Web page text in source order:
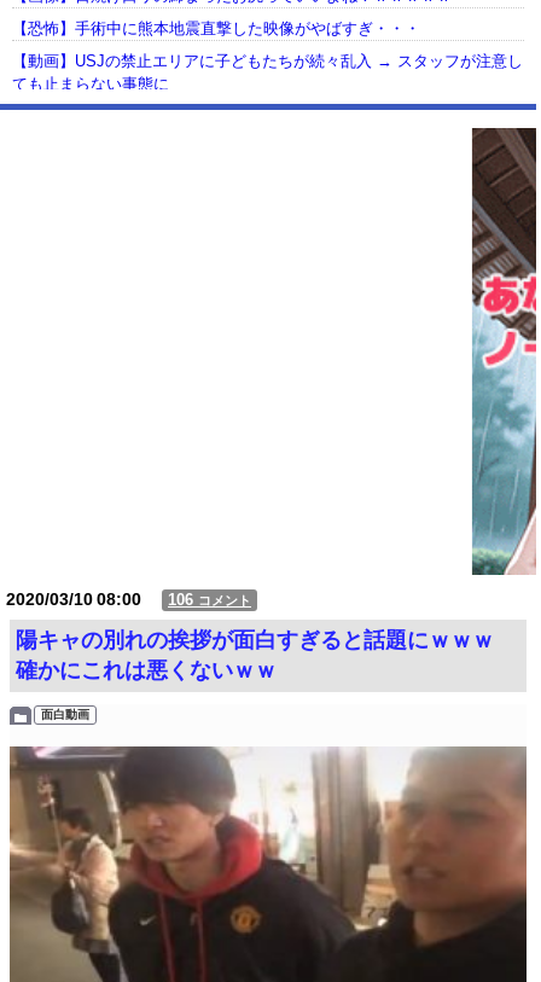
【恐怖】手術中に熊本地震直撃した映像がやばすぎ・・・
【動画】USJの禁止エリアに子どもたちが続々乱入 → スタッフが注意し
ても止まらない事態に
Powered by livedoor 相互RSS
2020/03/1008:00 106 コメント
陽キャの別れの挨拶が面白すぎると話題にｗｗｗ
確かにこれは悪くないｗｗ
面白動画